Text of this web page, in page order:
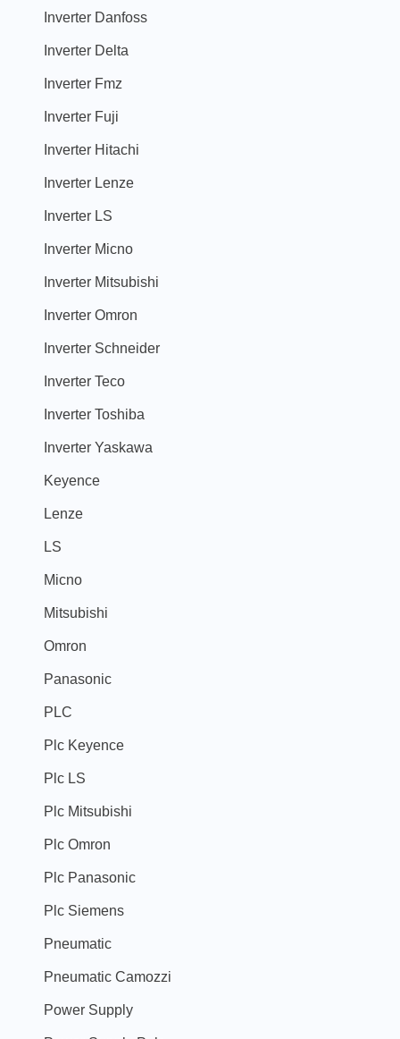
Inverter Danfoss
Inverter Delta
Inverter Fmz
Inverter Fuji
Inverter Hitachi
Inverter Lenze
Inverter LS
Inverter Micno
Inverter Mitsubishi
Inverter Omron
Inverter Schneider
Inverter Teco
Inverter Toshiba
Inverter Yaskawa
Keyence
Lenze
LS
Micno
Mitsubishi
Omron
Panasonic
PLC
Plc Keyence
Plc LS
Plc Mitsubishi
Plc Omron
Plc Panasonic
Plc Siemens
Pneumatic
Pneumatic Camozzi
Power Supply